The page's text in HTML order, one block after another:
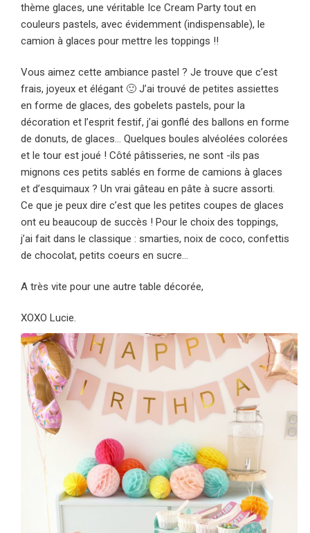
thème glaces, une véritable Ice Cream Party tout en
couleurs pastels, avec évidemment (indispensable), le
camion à glaces pour mettre les toppings !!
Vous aimez cette ambiance pastel ? Je trouve que c’est
frais, joyeux et élégant 🙂 J’ai trouvé de petites assiettes
en forme de glaces, des gobelets pastels, pour la
décoration et l’esprit festif, j’ai gonflé des ballons en forme
de donuts, de glaces… Quelques boules alvéolées colorées
et le tour est joué ! Côté pâtisseries, ne sont -ils pas
mignons ces petits sablés en forme de camions à glaces
et d’esquimaux ? Un vrai gâteau en pâte à sucre assorti.
Ce que je peux dire c’est que les petites coupes de glaces
ont eu beaucoup de succès ! Pour le choix des toppings,
j’ai fait dans le classique : smarties, noix de coco, confettis
de chocolat, petits coeurs en sucre…
A très vite pour une autre table décorée,
XOXO Lucie.